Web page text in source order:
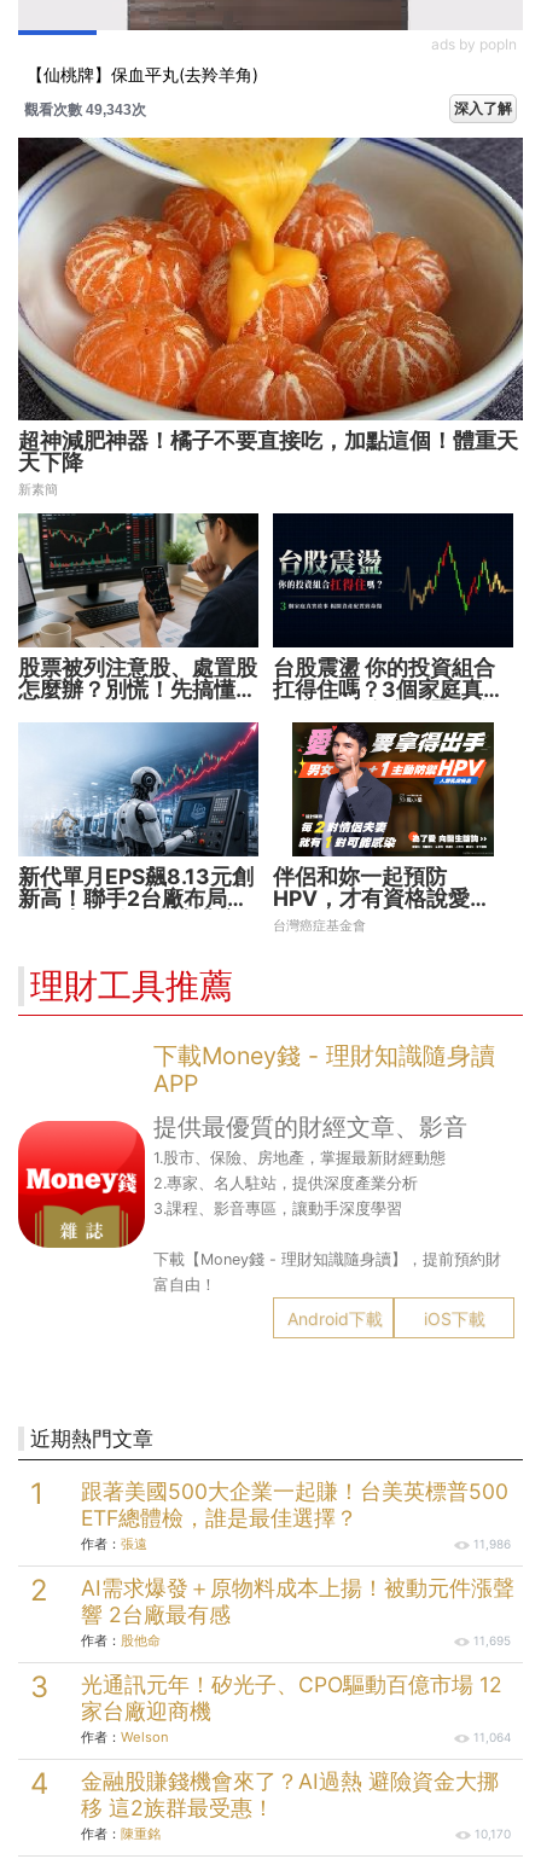
ads by popIn
【仙桃牌】保血平丸(去羚羊角)
觀看次數 49,343次 深入了解
超神減肥神器！橘子不要直接吃，加點這個！體重天
天下降
新素簡
股票被列注意股、處置股
怎麼辦？別慌！先搞懂背
台股震盪 你的投資組合
扛得住嗎？3個家庭真實
新代單月EPS飆8.13元創
新高！聯手2台廠布局機
伴侶和妳一起預防
HPV，才有資格說愛
妳！
台灣癌症基金會
理財工具推薦
下載Money錢 - 理財知識隨身讀
APP
提供最優質的財經文章、影音
1.股市、保險、房地產，掌握最新財經動態
2.專家、名人駐站，提供深度產業分析
3.課程、影音專區，讓動手深度學習
下載【Money錢 - 理財知識隨身讀】，提前預約財
富自由！
Android下載 iOS下載
近期熱門文章
跟著美國500大企業一起賺！台美英標普500
ETF總體檢，誰是最佳選擇？
作者： 張遠 11,986
AI需求爆發＋原物料成本上揚！被動元件漲聲
響 2台廠最有感
作者： 股他命 11,695
光通訊元年！矽光子、CPO驅動百億市場 12
家台廠迎商機
作者： Welson 11,064
金融股賺錢機會來了？AI過熱 避險資金大挪
移 這2族群最受惠！
作者： 陳重銘 10,170